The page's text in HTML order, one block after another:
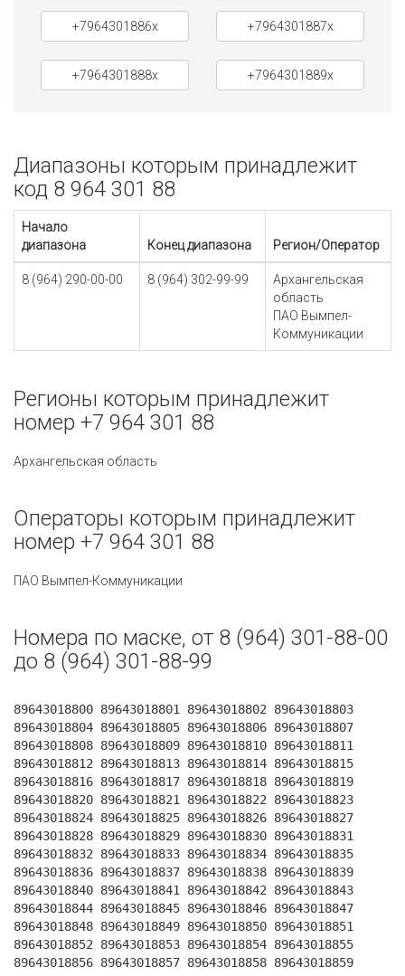
+7964301886x +7964301887x
+7964301888x +7964301889x
Диапазоны которым принадлежит
код 8 964 301 88
Начало
диапазона
Конец диапазона Регион/Оператор
8 (964) 290-00-00 8 (964) 302-99-99
Архангельская
область
ПАО Вымпел-
Коммуникации
Регионы которым принадлежит
номер +7 964 301 88
Архангельская область
Операторы которым принадлежит
номер +7 964 301 88
ПАО Вымпел-Коммуникации
Номера по маске, от 8 (964) 301-88-00
до 8 (964) 301-88-99
89643018800 89643018801 89643018802 89643018803
89643018804 89643018805 89643018806 89643018807
89643018808 89643018809 89643018810 89643018811
89643018812 89643018813 89643018814 89643018815
89643018816 89643018817 89643018818 89643018819
89643018820 89643018821 89643018822 89643018823
89643018824 89643018825 89643018826 89643018827
89643018828 89643018829 89643018830 89643018831
89643018832 89643018833 89643018834 89643018835
89643018836 89643018837 89643018838 89643018839
89643018840 89643018841 89643018842 89643018843
89643018844 89643018845 89643018846 89643018847
89643018848 89643018849 89643018850 89643018851
89643018852 89643018853 89643018854 89643018855
89643018856 89643018857 89643018858 89643018859